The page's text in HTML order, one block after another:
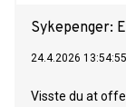
Sykepenger:
24.4.2026
Visste du at